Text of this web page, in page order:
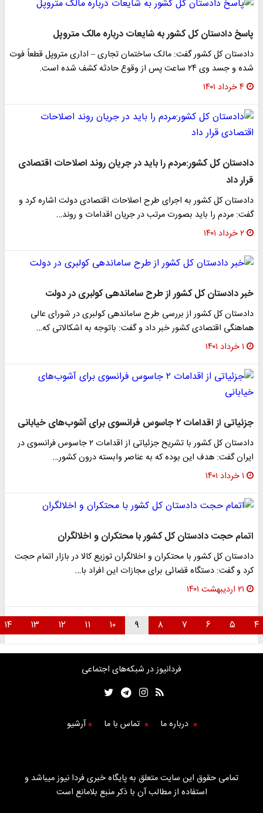
پاسخ دادستان کل کشور به شایعات درباره مالک متروپل
دادستان کل کشور گفت: مالک ساختمان تجاری – اداری متروپل قطعاً فوت
شده و جسد وی ۲۴ ساعت پس از وقوع حادثه کشف شده است.
۴ خرداد ۱۴۰۱
دادستان کل کشور:مردم را باید در جریان روند اصلاحات اقتصادی
قرار داد
دادستان کل کشور به اجرای طرح اصلاحات اقتصادی دولت اشاره کرد و
گفت: مردم را باید بصورت مرتب در جریان اقدامات و روند…
۲ خرداد ۱۴۰۱
خبر دادستان کل کشور از طرح ساماندهی کولبری در دولت
دادستان کل کشور از بررسی طرح ساماندهی کولبری در شورای عالی
هماهنگی اقتصادی کشور خبر داد و گفت: باتوجه به اشکالاتی که…
۱ خرداد ۱۴۰۱
جزئیاتی از اقدامات ۲ جاسوس فرانسوی‌ ‌برای آشوب‌های خیابانی
دادستان کل کشور با تشریح جزئیاتی ‌از اقدامات ۲ جاسوس فرانسوی در
ایران گفت: هدف این بوده که به عناصر وابسته درون کشور…
۱ خرداد ۱۴۰۱
اتمام حجت دادستان کل کشور با محتکران و اخلالگران
دادستان کل کشور با محتکران و اخلالگران توزیع کالا در بازار اتمام حجت
کرد و گفت: دستگاه قضائی برای مجازات این افراد با…
۲۱ اردیبهشت ۱۴۰۱
۱۰ ۱۲ ۱۳ ۱۴
فردانیوز در شبکه‌های اجتماعی
درباره ما تماس با ما آرشیو
تمامی حقوق این سایت متعلق به پایگاه خبری فردا نیوز میباشد و
استفاده از مطالب آن با ذکر منبع بلامانع است